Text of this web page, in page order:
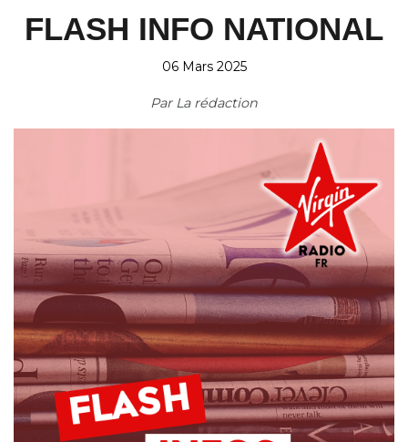
FLASH INFO NATIONAL
06 Mars 2025
Par La rédaction